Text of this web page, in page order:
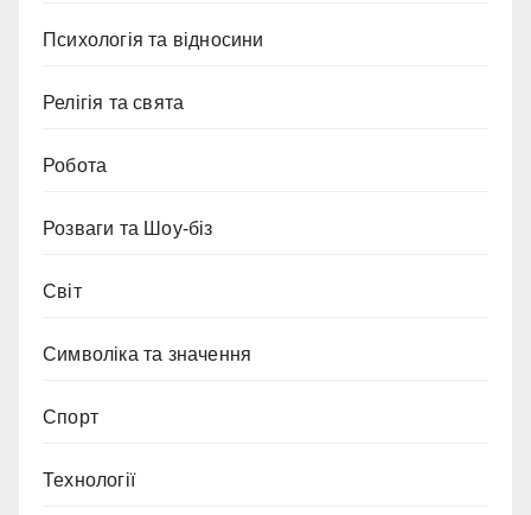
Психологія та відносини
Релігія та свята
Робота
Розваги та Шоу-біз
Світ
Символіка та значення
Спорт
Технології